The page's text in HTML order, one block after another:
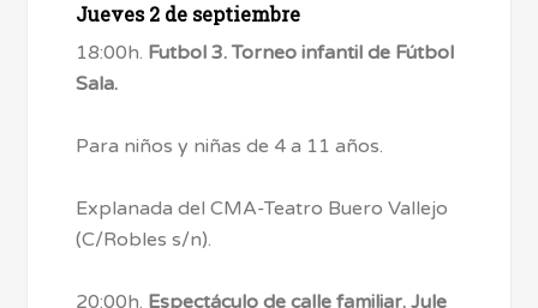
Jueves 2 de septiembre
18:00h. Futbol 3. Torneo infantil de Fútbol
Sala.
Para niños y niñas de 4 a 11 años.
Explanada del CMA-Teatro Buero Vallejo
(C/Robles s/n).
20:00h. Espectáculo de calle familiar. Jule